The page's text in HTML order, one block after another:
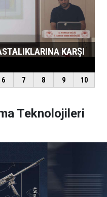
Teknolojileri